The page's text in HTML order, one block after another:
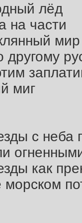
лёд
на части
мир
миг
с неба
как
морском